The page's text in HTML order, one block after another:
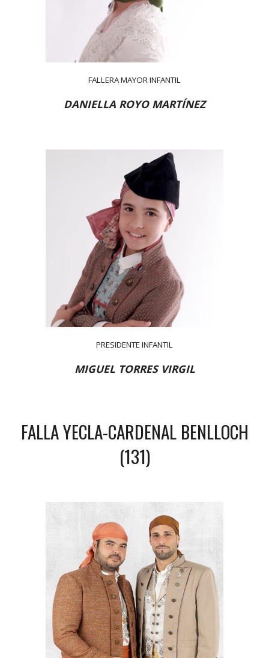
FALLERA MAYOR INFANTIL
DANIELLA ROYO MARTÍNEZ
PRESIDENTE INFANTIL
MIGUEL TORRES VIRGIL
FALLA YECLA-CARDENAL BENLLOCH
(131)